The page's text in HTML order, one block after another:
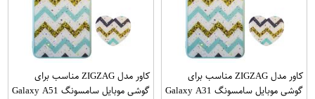
کاور مدل ZIGZAG مناسب برای
گوشی موبایل سامسونگ Galaxy A31
کاور مدل ZIGZAG مناسب برای
گوشی موبایل سامسونگ Galaxy A51